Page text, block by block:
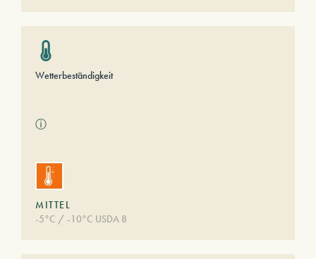
Wetterbeständigkeit
ⓘ
MITTEL
-5°C / -10°C USDA 8